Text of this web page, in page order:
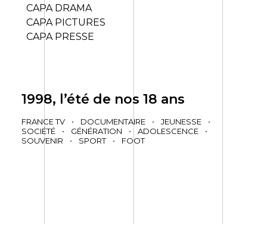
CAPA DRAMA
CAPA PICTURES
CAPA PRESSE
1998, l’été de nos 18 ans
FRANCE TV • DOCUMENTAIRE • JEUNESSE
•
SOCIÉTÉ
• GÉNÉRATION • ADOLESCENCE
•
SOUVENIR
• SPORT • FOOT